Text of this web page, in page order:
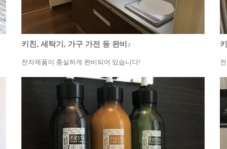
키친, 세탁기, 가구 가전 등 완비♪
전자제품이 충실하게 완비되어 있습니다!